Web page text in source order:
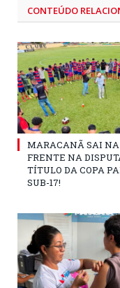
CONTEÚDO
MARACANÃ SAI NA
FRENTE NA
TÍTULO DA COPA
SUB-17!